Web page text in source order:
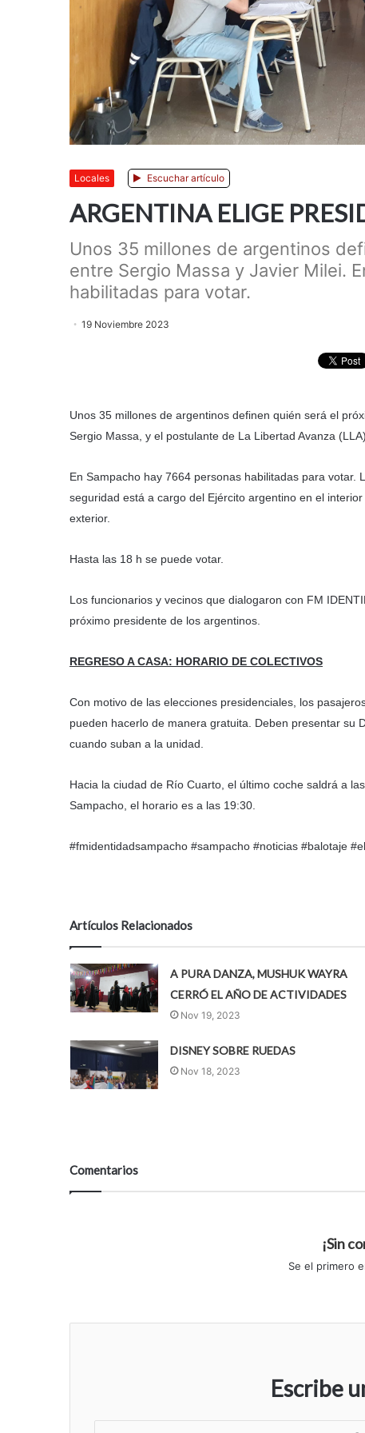
Locales Escuchar artículo
ARGENTINA ELIGE
Unos 35 millones de argentinos
entre Sergio Massa y Javier Milei.
habilitadas para votar.
19 Noviembre 2023
Unos 35 millones de argentinos definen quién será el
Sergio Massa, y el postulante de La Libertad Avanza
En Sampacho hay 7664 personas habilitadas para
seguridad está a cargo del Ejército argentino en el
exterior.
Hasta las 18 h se puede votar.
Los funcionarios y vecinos que dialogaron con FM
próximo presidente de los argentinos.
REGRESO A CASA: HORARIO DE COLECTIVOS
Con motivo de las elecciones presidenciales, los
pueden hacerlo de manera gratuita. Deben presentar su
cuando suban a la unidad.
Hacia la ciudad de Río Cuarto, el último coche saldrá a
Sampacho, el horario es a las 19:30.
#fmidentidadsampacho #sampacho #noticias #balotaje
Artículos Relacionados
A PURA DANZA, MUSHUK WAYRA
CERRÓ EL AÑO DE ACTIVIDADES
Nov 19, 2023
DISNEY SOBRE RUEDAS
Nov 18, 2023
Comentarios
¡Sin
Se el primero
Escribe